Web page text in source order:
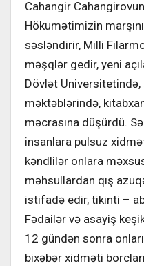
Cahangir
Hökumətimizin marşını
səsləndirir, Milli
məşqlər gedir, yeni
Dövlət Universitetində,
məktəblərində,
məcrasına düşürdü.
insanlara pulsuz
kəndlilər onlara
məhsullardan qış
istifadə edir, tikinti –
Fədailər və asayiş
12 gündən sonra
bixəbər xidməti